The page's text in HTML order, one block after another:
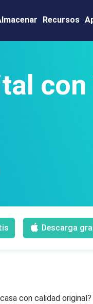
Recursos
con
Descarga
con calidad original?